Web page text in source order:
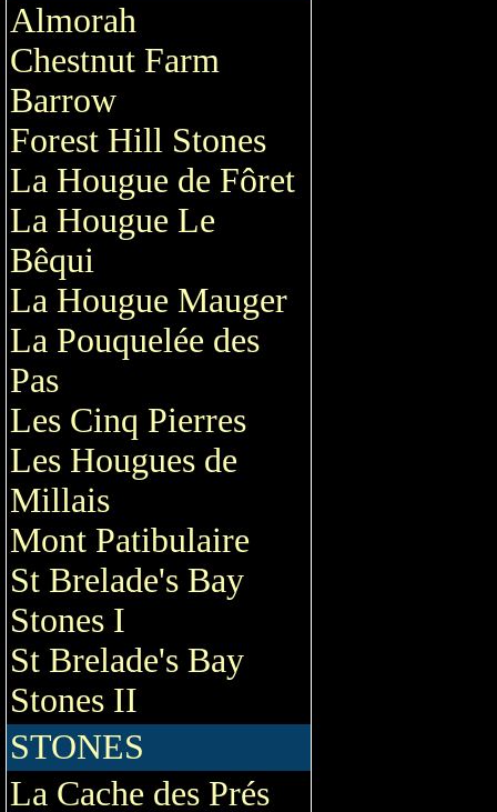
Almorah
Chestnut Farm
Barrow
Forest Hill Stones
La Hougue de Fôret
La Hougue Le
Bêqui
La Hougue Mauger
La Pouquelée des
Pas
Les Cinq Pierres
Les Hougues de
Millais
Mont Patibulaire
St Brelade's Bay
Stones I
St Brelade's Bay
Stones II
STONES
La Cache des Prés